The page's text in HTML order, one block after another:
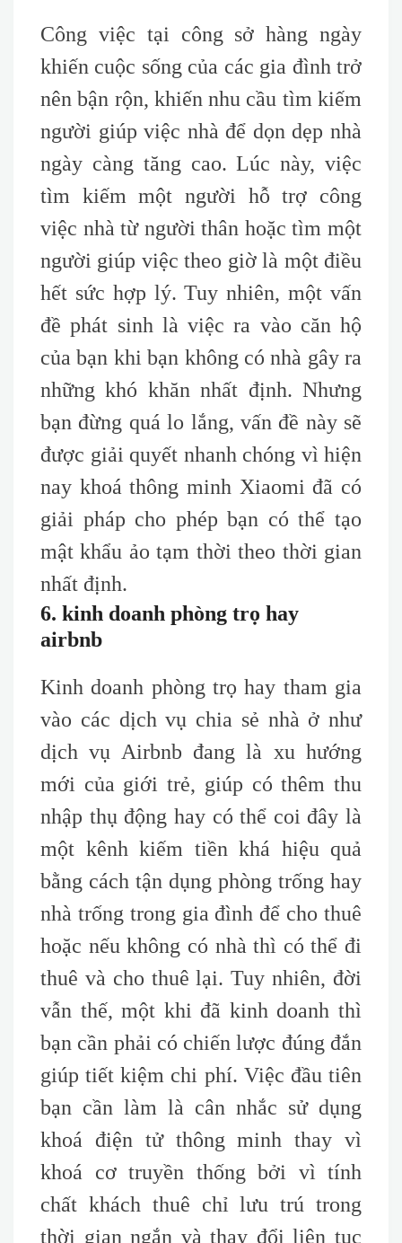
Công việc tại công sở hàng ngày
khiến cuộc sống của các gia đình trở
nên bận rộn, khiến nhu cầu tìm kiếm
người giúp việc nhà để dọn dẹp nhà
ngày càng tăng cao. Lúc này, việc
tìm kiếm một người hỗ trợ công
việc nhà từ người thân hoặc tìm một
người giúp việc theo giờ là một điều
hết sức hợp lý. Tuy nhiên, một vấn
đề phát sinh là việc ra vào căn hộ
của bạn khi bạn không có nhà gây ra
những khó khăn nhất định. Nhưng
bạn đừng quá lo lắng, vấn đề này sẽ
được giải quyết nhanh chóng vì hiện
nay khoá thông minh Xiaomi đã có
giải pháp cho phép bạn có thể tạo
mật khẩu ảo tạm thời theo thời gian
nhất định.
6. kinh doanh phòng trọ hay
airbnb
Kinh doanh phòng trọ hay tham gia
vào các dịch vụ chia sẻ nhà ở như
dịch vụ Airbnb đang là xu hướng
mới của giới trẻ, giúp có thêm thu
nhập thụ động hay có thể coi đây là
một kênh kiếm tiền khá hiệu quả
bằng cách tận dụng phòng trống hay
nhà trống trong gia đình để cho thuê
hoặc nếu không có nhà thì có thể đi
thuê và cho thuê lại. Tuy nhiên, đời
vẫn thế, một khi đã kinh doanh thì
bạn cần phải có chiến lược đúng đắn
giúp tiết kiệm chi phí. Việc đầu tiên
bạn cần làm là cân nhắc sử dụng
khoá điện tử thông minh thay vì
khoá cơ truyền thống bởi vì tính
chất khách thuê chỉ lưu trú trong
thời gian ngắn và thay đổi liên tục